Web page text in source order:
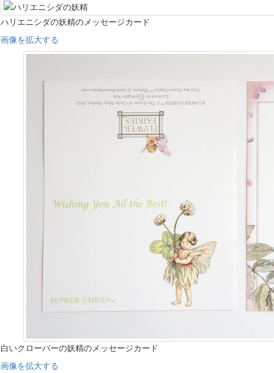
ハリエニシダの妖精のメッセージカード
画像を拡大する
白いクローバーの妖精のメッセージカード
画像を拡大する